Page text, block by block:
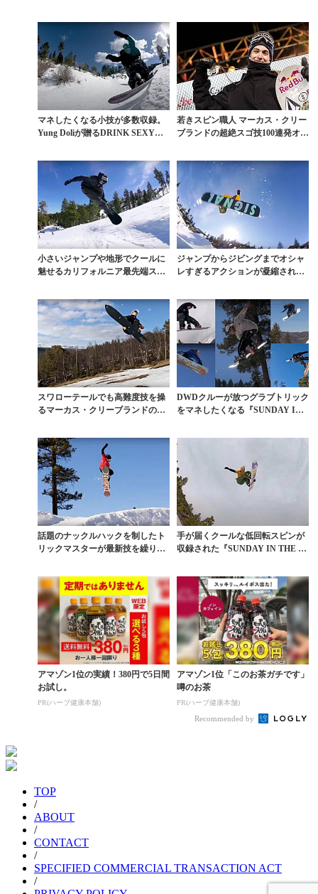
マネしたくなる小技が多数収録。
Yung Doliが贈るDRINK SEXY『G
若きスピン職人 マーカス・クリー
ブランドの超絶スゴ技100連発オー
小さいジャンプや地形でクールに
魅せるカリフォルニア最先端スタ
ジャンプからジビングまでオシャ
レすぎるアクションが凝縮された
スワローテールでも高難度技を操
るマーカス・クリーブランドのス
DWDクルーが放つグラブトリック
をマネしたくなる『SUNDAY IN
話題のナックルハックを制したト
リックマスターが最新技を繰り出
手が届くクールな低回転スピンが
収録された『SUNDAY IN THE PA
アマゾン1位の実績！380円で5日間
お試し。
PR(ハーブ健康本舗)
アマゾン1位「このお茶ガチです」
噂のお茶
PR(ハーブ健康本舗)
Recommended by
TOP
/
ABOUT
/
CONTACT
/
SPECIFIED COMMERCIAL TRANSACTION ACT
/